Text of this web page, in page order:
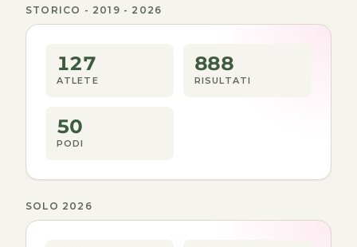
STORICO - 2019 - 2026
127
ATLETE
888
RISULTATI
50
PODI
SOLO 2026